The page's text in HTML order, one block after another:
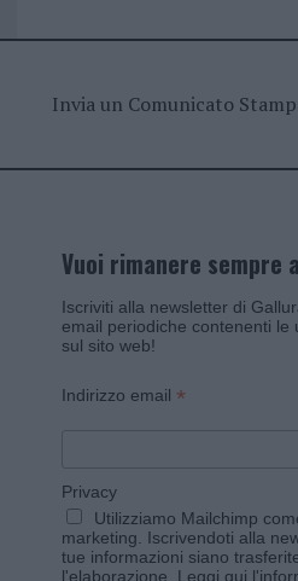
Invia un Comunicato
Vuoi rimanere sempre
Iscriviti alla newsletter di
email periodiche contenenti le
sul sito web!
Indirizzo email *
Privacy
Utilizziamo Mailchimp
marketing. Iscrivendoti alla
tue informazioni siano
l'elaborazione. Leggi qui